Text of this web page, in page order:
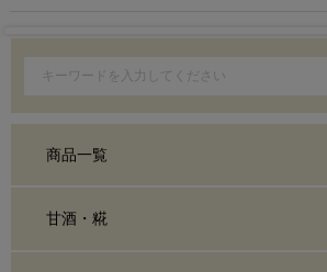
商品一覧
甘酒・糀